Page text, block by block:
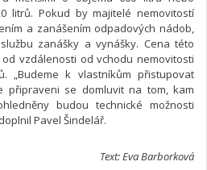
litrů. Pokud by majitelé nemovitostí
a zanášením odpadových nádob,
zanášky a vynášky. Cena této
vzdálenosti od vchodu nemovitosti
„Budeme k vlastníkům přistupovat
připraveni se domluvit na tom, kam
budou technické možnosti
Pavel Šindelář.
Text: Eva Barborková